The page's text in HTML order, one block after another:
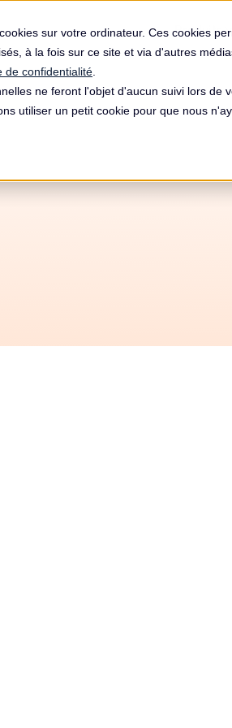
sur votre ordinateur. Ces cookies
à la fois sur ce site et via d'autres
de confidentialité
ne feront l'objet d'aucun suivi lors
utiliser un petit cookie pour que nous
Produits